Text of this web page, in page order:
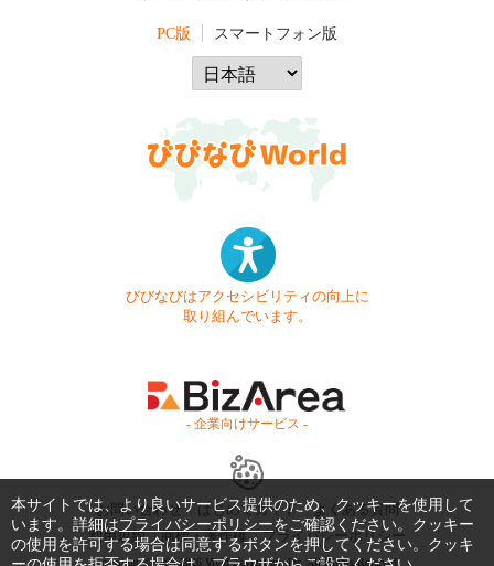
PC版 スマートフォン版
びびなびはアクセシビリティの向上に
取り組んでいます。
- 企業向けサービス -
お問い合わせ はじめてガイド
よくある質問
利用規約
商標・著作権 プライバシーポリシー
Copyright © 1999-2026 Vivid Navigation, Inc. All Rights Reserved.
本サイトでは、より良いサービス提供のため、クッキーを使用して
います。詳細はプライバシーポリシーをご確認ください。クッキー
の使用を許可する場合は同意するボタンを押してください。クッキ